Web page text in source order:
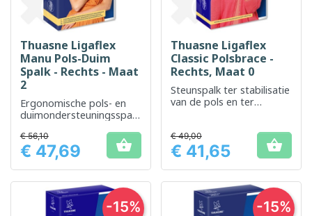
Thuasne Ligaflex
Manu Pols-Duim
Spalk - Rechts - Maat
2
Ergonomische pols- en
duimondersteuningsspalk
optimale stabilisatie.
Prijs
€ 56,10
€ 47,69 
Thuasne Ligaflex
Classic Polsbrace -
Rechts, Maat 0
Steunspalk ter stabilisatie
van de pols en ter
Prijs
€ 49,00
€ 41,65 
-15% -15%